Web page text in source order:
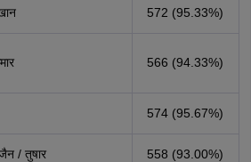
572 (95.33%)
566 (94.33%)
574 (95.67%)
/ तुषार 558 (93.00%)